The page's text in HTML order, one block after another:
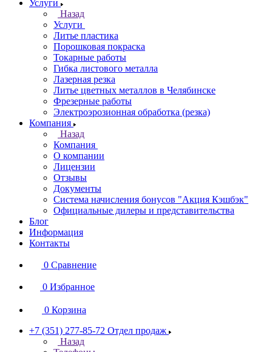
Услуги
Назад
Услуги
Литье пластика
Порошковая покраска
Токарные работы
Гибка листового металла
Лазерная резка
Литье цветных металлов в Челябинске
Фрезерные работы
Электроэрозионная обработка (резка)
Компания
Назад
Компания
О компании
Лицензии
Отзывы
Документы
Система начисления бонусов "Акция Кэшбэк"
Официальные дилеры и представительства
Блог
Информация
Контакты
0 Сравнение
0 Избранное
0 Корзина
+7 (351) 277-85-72 Отдел продаж
Назад